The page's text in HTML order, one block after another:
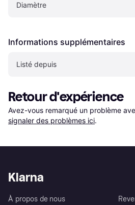
Diamètre
Informations supplémentaires
Listé depuis
Retour d'expérience
Avez-vous remarqué un problème
signaler des problèmes ici.
Klarna
À propos de nous